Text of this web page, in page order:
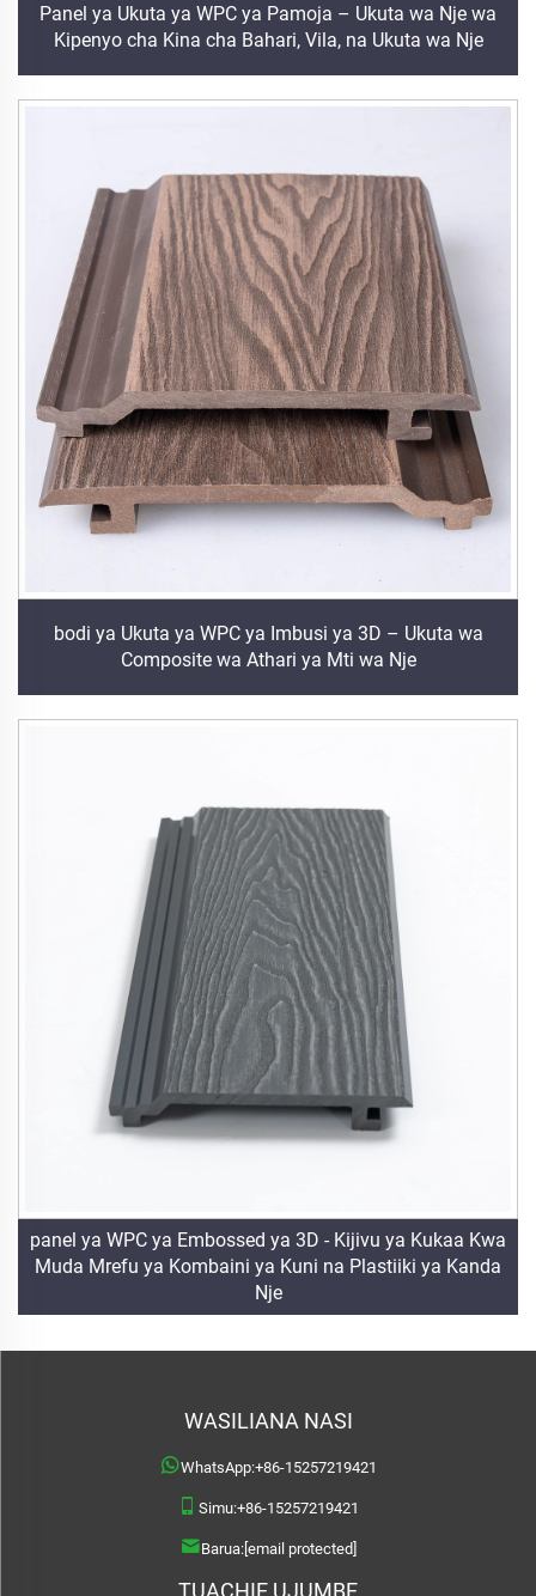
Panel ya Ukuta ya WPC ya Pamoja – Ukuta wa Nje wa
Kipenyo cha Kina cha Bahari, Vila, na Ukuta wa Nje
bodi ya Ukuta ya WPC ya Imbusi ya 3D – Ukuta wa
Composite wa Athari ya Mti wa Nje
panel ya WPC ya Embossed ya 3D - Kijivu ya Kukaa Kwa
Muda Mrefu ya Kombaini ya Kuni na Plastiiki ya Kanda
Nje
WASILIANA NASI
WhatsApp:+86-15257219421
Simu:+86-15257219421
Barua:[email protected]
TUACHIE UJUMBE